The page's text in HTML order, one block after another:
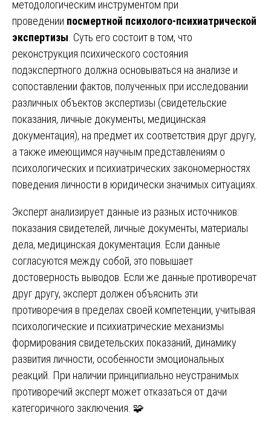
методологическим инструментом при
проведении посмертной психолого-психиатрической
экспертизы . Суть его состоит в том, что
реконструкция психического состояния
подэкспертного должна основываться на анализе и
сопоставлении фактов, полученных при исследовании
различных объектов экспертизы (свидетельские
показания, личные документы, медицинская
документация), на предмет их соответствия друг другу,
а также имеющимся научным представлениям о
психологических и психиатрических закономерностях
поведения личности в юридически значимых ситуациях.
Эксперт анализирует данные из разных источников:
показания свидетелей, личные документы, материалы
дела, медицинская документация. Если данные
согласуются между собой, это повышает
достоверность выводов. Если же данные противоречат
друг другу, эксперт должен объяснить эти
противоречия в пределах своей компетенции, учитывая
психологические и психиатрические механизмы
формирования свидетельских показаний, динамику
развития личности, особенности эмоциональных
реакций. При наличии принципиально неустранимых
противоречий эксперт может отказаться от дачи
категоричного заключения. 🧩